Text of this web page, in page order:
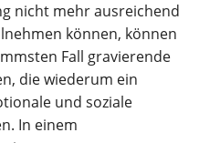
nicht mehr ausreichend
können, können
Fall gravierende
die wiederum ein
und soziale
In einem